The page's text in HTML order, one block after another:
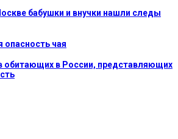
бабушки и внучки нашли следы
опасность чая
обитающих в России, представляющих